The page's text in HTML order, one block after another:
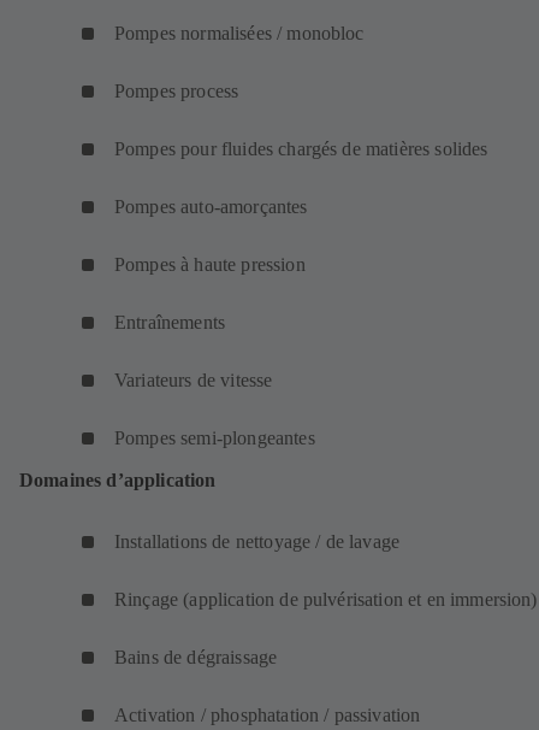
Pompes normalisées / monobloc
Pompes process
Pompes pour fluides chargés de matières solides
Pompes auto-amorçantes
Pompes à haute pression
Entraînements
Variateurs de vitesse
Pompes semi-plongeantes
Domaines d’application
Installations de nettoyage / de lavage
Rinçage (application de pulvérisation et en
Bains de dégraissage
Activation / phosphatation / passivation